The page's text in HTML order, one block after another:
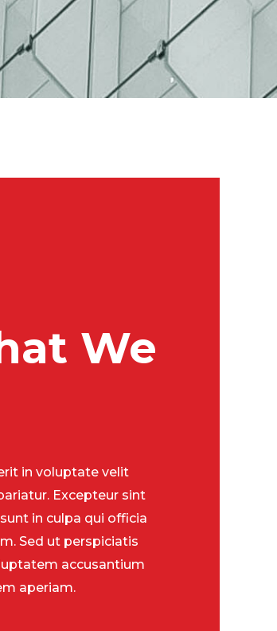
We
in voluptate velit
Excepteur sint
in culpa qui officia
Sed ut perspiciatis
accusantium
aperiam.